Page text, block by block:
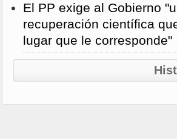
El PP exige al Gobierno
recuperación científica
lugar que le corresponde"